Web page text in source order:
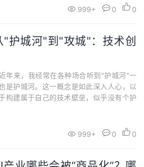
01 生产力飙升，情感投入却在下滑202
999+ 0 0
护城河"到"攻城"：技术创
年来，我经常在各种场合听到"护城河"一
是护城河。这一概念是如此深入人心，以
构建属于自己的技术壁垒，似乎没有个护
将技术门槛比作护城河时，实际上已经将
城者。 真正的技术发展需要的不是固守城
999+ 0 0